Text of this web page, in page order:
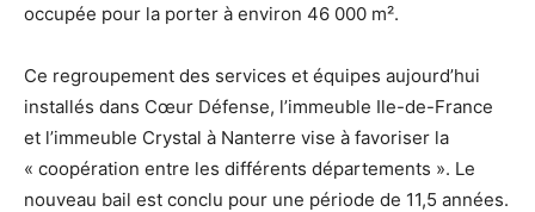
occupée pour la porter à environ 46 000 m².
Ce regroupement des services et équipes aujourd’hui
installés dans Cœur Défense, l’immeuble Ile-de-France
et l’immeuble Crystal à Nanterre vise à favoriser la
« coopération entre les différents départements ». Le
nouveau bail est conclu pour une période de 11,5 années.